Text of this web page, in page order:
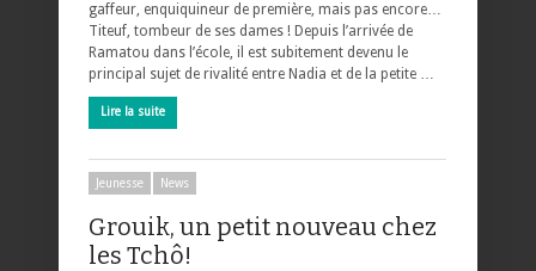
gaffeur, enquiquineur de première, mais pas encore…
Titeuf, tombeur de ses dames ! Depuis l’arrivée de
Ramatou dans l’école, il est subitement devenu le
principal sujet de rivalité entre Nadia et de la petite …
Lire la suite
Jeunesse News
Grouik, un petit nouveau chez
les Tchô!